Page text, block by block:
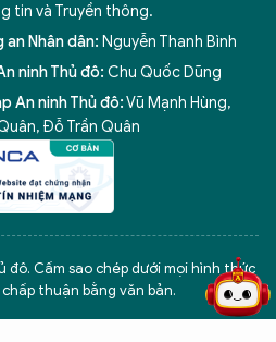
tin và Truyền thông.
Nhân dân: Nguyễn Thanh Bình
ninh Thủ đô: Chu Quốc Dũng
An ninh Thủ đô:Vũ Mạnh Hùng,
, Đỗ Trần Quân
đô. Cấm sao chép dưới mọi hình thức
thuận bằng văn bản.
giải pháp xử lý điểm nghẽn của